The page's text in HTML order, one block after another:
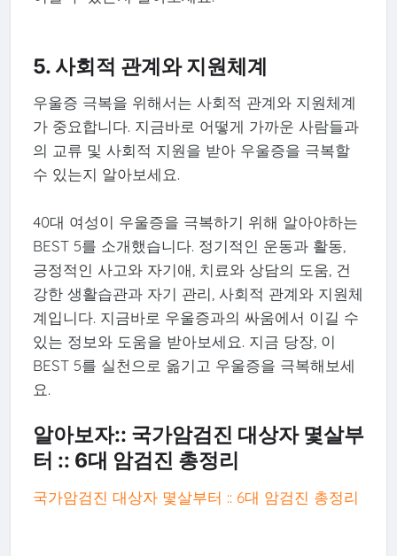
5. 사회적 관계와 지원체계
우울증 극복을 위해서는 사회적 관계와 지원체계
가 중요합니다. 지금바로 어떻게 가까운 사람들과
의 교류 및 사회적 지원을 받아 우울증을 극복할
수 있는지 알아보세요.
40대 여성이 우울증을 극복하기 위해 알아야하는
BEST 5를 소개했습니다. 정기적인 운동과 활동,
긍정적인 사고와 자기애, 치료와 상담의 도움, 건
강한 생활습관과 자기 관리, 사회적 관계와 지원체
계입니다. 지금바로 우울증과의 싸움에서 이길 수
있는 정보와 도움을 받아보세요. 지금 당장, 이
BEST 5를 실천으로 옮기고 우울증을 극복해보세
요.
알아보자:: 국가암검진 대상자 몇살부
터 :: 6대 암검진 총정리
국가암검진 대상자 몇살부터 :: 6대 암검진 총정리